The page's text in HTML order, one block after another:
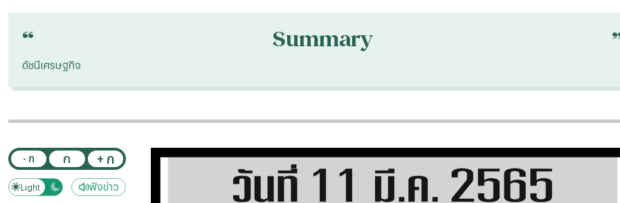
“ Summary
ดัชนีเศรษฐกิจ
- ก ก + ก
Dark
Light ฟังข่าว